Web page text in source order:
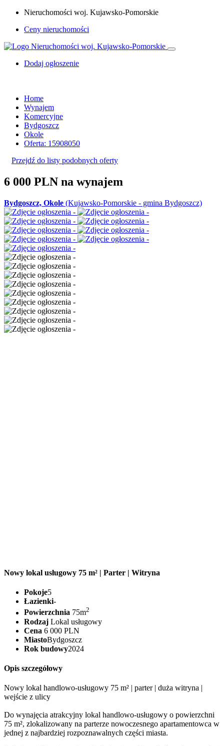
Nieruchomości woj. Kujawsko-Pomorskie
Ceny nieruchomości
Dodaj ogłoszenie
Home
Wynajem
Komercyjne
Bydgoszcz
Okole
Oferta: 15908050
Przejdź do listy podobnych oferty
6 000 PLN na wynajem
Bydgoszcz, Okole (Kujawsko-Pomorskie - gmina Bydgoszcz)
Nowy lokal usługowy 75 m² | Parter | Witryna
Pokoje5
Łazienki-
Powierzchnia 75m2
Rodzaj Lokal usługowy
Cena 6 000 PLN
MiastoBydgoszcz
Rok budowy2024
Opis szczegółowy
Nowy lokal handlowo-usługowy 75 m² | parter | duża witryna |
wejście z ulicy
Do wynajęcia atrakcyjny lokal handlowo-usługowy o powierzchni
75 m², zlokalizowany na parterze nowoczesnego apartamentowca w
jednej z najbardziej rozpoznawalnych części miasta.